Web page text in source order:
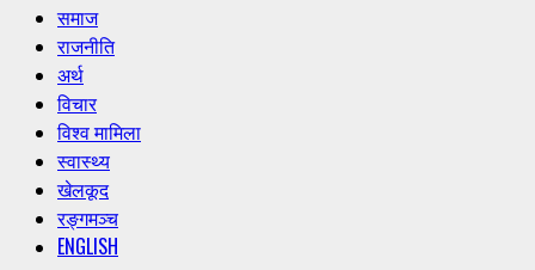
Primary
Menu
समाज
राजनीति
अर्थ
विचार
विश्व मामिला
स्वास्थ्य
खेलकूद
रङ्गमञ्च
ENGLISH